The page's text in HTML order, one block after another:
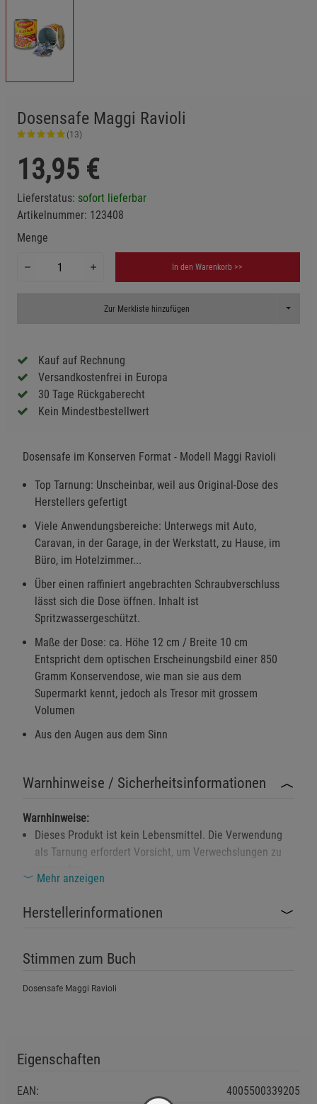
Dosensafe Maggi Ravioli
(13)
13,95 €
Lieferstatus: sofort lieferbar
Artikelnummer: 123408
Menge
In den Warenkorb >>
Zur Merkliste hinzufügen Toggle
Kauf auf Rechnung
Versandkostenfrei in Europa
30 Tage Rückgaberecht
Kein Mindestbestellwert
Dosensafe im Konserven Format - Modell Maggi Ravioli
Top Tarnung: Unscheinbar, weil aus Original-Dose des
Herstellers gefertigt
Viele Anwendungsbereiche: Unterwegs mit Auto,
Caravan, in der Garage, in der Werkstatt, zu Hause, im
Büro, im Hotelzimmer...
Über einen raffiniert angebrachten Schraubverschluss
lässt sich die Dose öffnen. Inhalt ist
Spritzwassergeschützt.
Maße der Dose: ca. Höhe 12 cm / Breite 10 cm
Entspricht dem optischen Erscheinungsbild einer 850
Gramm Konservendose, wie man sie aus dem
Supermarkt kennt, jedoch als Tresor mit grossem
Volumen
Aus den Augen aus dem Sinn
Warnhinweise / Sicherheitsinformationen
Warnhinweise:
Dieses Produkt ist kein Lebensmittel. Die Verwendung
als Tarnung erfordert Vorsicht, um Verwechslungen zu
Produkt außerhalb der Reichweite von Kindern
Produkt enthält keine scharfen oder gefährlichen
Kanten, jedoch sollte es nicht unsachgemäß geöffnet
werden, um Verletzungen zu vermeiden.
vollständige Dichtigkeit bei Untertauchen.
Sicherheitshinweise:
Mehr anzeigen
Herstellerinformationen
Stimmen zum Buch
Dosensafe Maggi Ravioli
Eigenschaften
EAN:
4005500339205